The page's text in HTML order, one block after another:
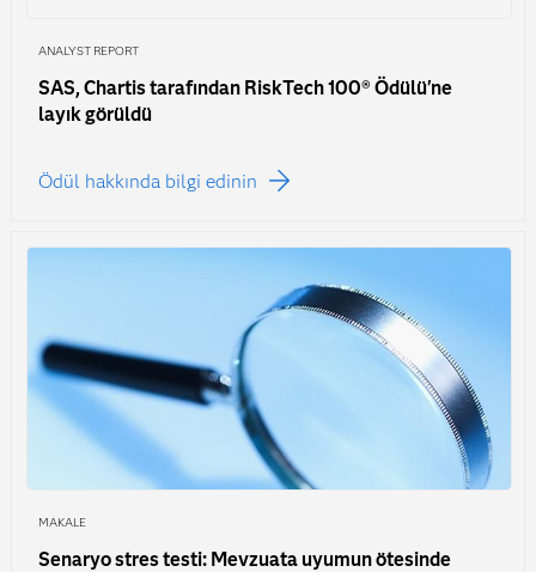
ANALYST REPORT
SAS, Chartis tarafından RiskTech 100® Ödülü'ne
layık görüldü
Ödül hakkında bilgi edinin
MAKALE
Senaryo stres testi: Mevzuata uyumun ötesinde